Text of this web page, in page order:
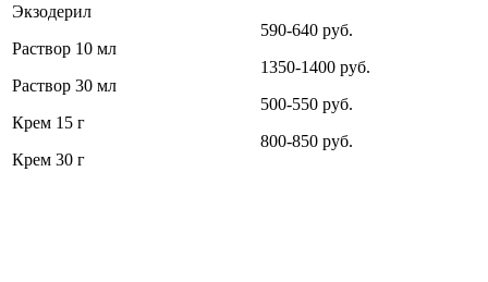
Экзодерил
Раствор 10 мл
Раствор 30 мл
Крем 15 г
Крем 30 г
590-640 руб.
1350-1400 руб.
500-550 руб.
800-850 руб.